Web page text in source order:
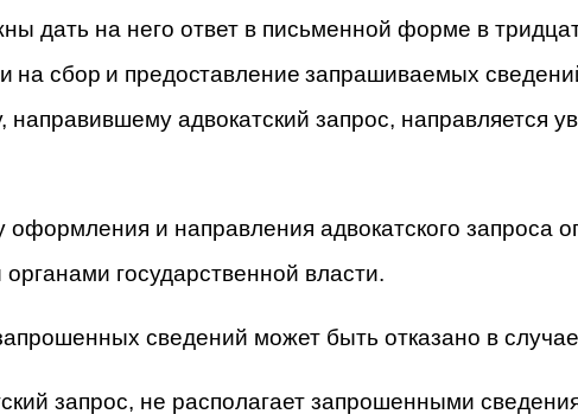
дать на него ответ в письменной форме в
на сбор и предоставление запрашиваемых
направившему адвокатский запрос, направляется
оформления и направления адвокатского
государственной власти.
сведений может быть отказано в
запрос, не располагает запрошенными